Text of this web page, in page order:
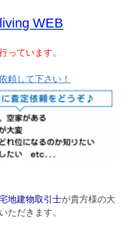
WEB
っています。
頼して下さい！
地建物取引士が貴方様の大
ただきます。